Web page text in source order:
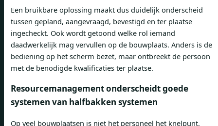
Een bruikbare oplossing maakt dus duidelijk onderscheid
tussen gepland, aangevraagd, bevestigd en ter plaatse
ingecheckt. Ook wordt getoond welke rol iemand
daadwerkelijk mag vervullen op de bouwplaats. Anders is de
bediening op het scherm bezet, maar ontbreekt de persoon
met de benodigde kwalificaties ter plaatse.
Resourcemanagement onderscheidt goede
systemen van halfbakken systemen
Op veel bouwplaatsen is niet het personeel het knelpunt,